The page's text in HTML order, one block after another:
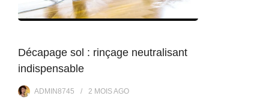
Décapage sol : rinçage neutralisant
indispensable
ADMIN8745 2 MOISAGO